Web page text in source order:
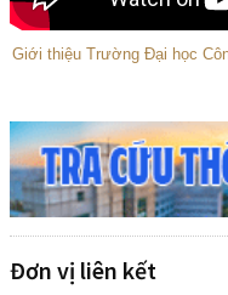
Giới thiệu Trường Đại học
Đơn vị liên kết